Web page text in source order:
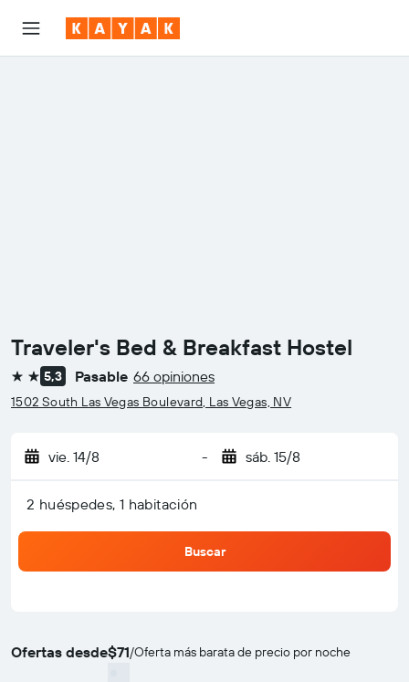
Traveler's Bed & Breakfast Hostel
2 estrellas
5,3 Pasable 66 opiniones
1502 South Las Vegas Boulevard, Las Vegas, NV
vie. 14/8 - sáb. 15/8
2 huéspedes, 1 habitación
Buscar
Ofertas desde$71/Oferta más barata de precio por noche